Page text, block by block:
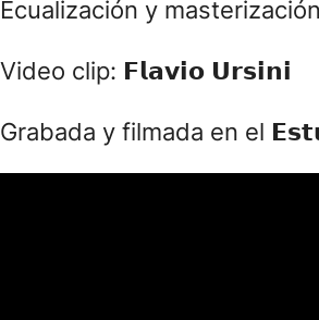
Grabada y filmada en el